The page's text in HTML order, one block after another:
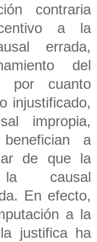
contraria
a la
errada,
del
por cuanto
injustificado,
impropia,
a
de que la
la causal
En efecto,
a la
justifica ha